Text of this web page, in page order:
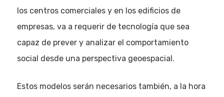
los centros comerciales y en los edificios de
empresas, va a requerir de tecnología que sea
capaz de prever y analizar el comportamiento
social desde una perspectiva geoespacial.
Estos modelos serán necesarios también, a la hora